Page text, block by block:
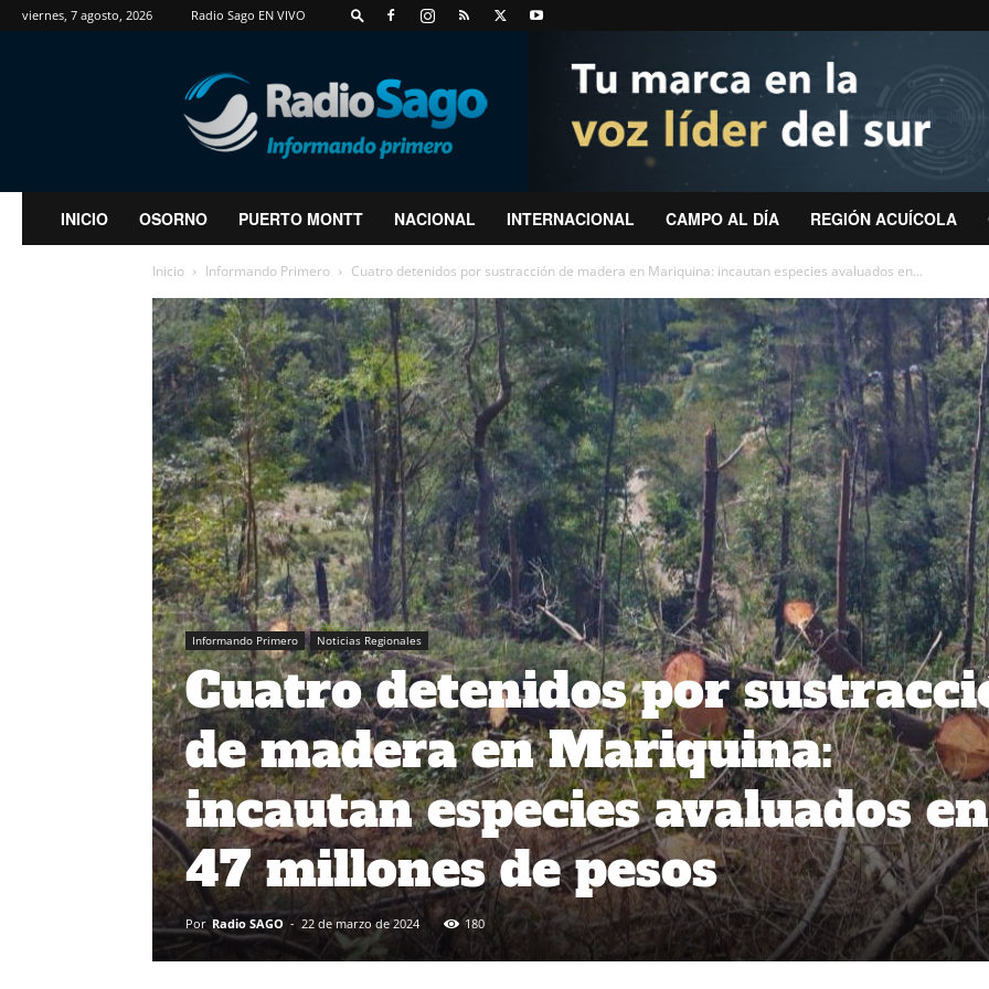
viernes, 7 agosto, 2026 Radio Sago EN VIVO
RadioSago
INICIO OSORNO PUERTO MONTT NACIONAL INTERNACIONAL CAMPO AL DÍA REGIÓN ACUÍCOLA
Inicio Informando Primero Cuatro detenidos por sustracción de madera en Mariquina: incautan especies avaluados en...
Informando Primero Noticias Regionales
Cuatro detenidos por
de madera en Mariquina:
incautan especies avaluados en
47 millones de pesos
Por Radio SAGO - 22 de marzo de 2024 180